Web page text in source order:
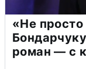
«Не
роман — с